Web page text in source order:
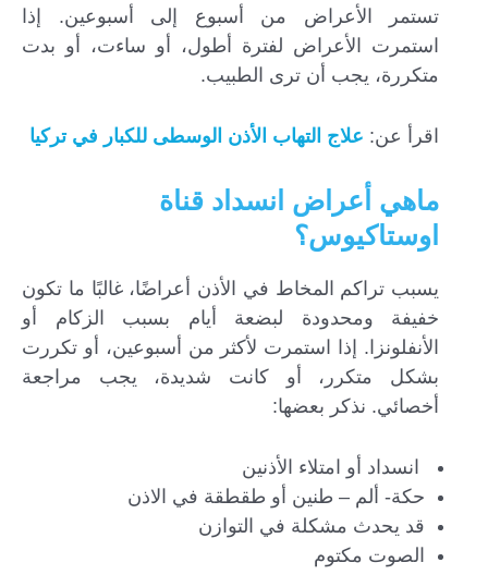
تستمر الأعراض من أسبوع إلى أسبوعين. إذا
استمرت الأعراض لفترة أطول، أو ساءت، أو بدت
متكررة، يجب أن ترى الطبيب.
اقرأ عن: علاج التهاب الأذن الوسطى للكبار في تركيا
ماهي أعراض انسداد قناة
اوستاكيوس؟
يسبب تراكم المخاط في الأذن أعراضًا، غالبًا ما تكون
خفيفة ومحدودة لبضعة أيام بسبب الزكام أو
الأنفلونزا. إذا استمرت لأكثر من أسبوعين، أو تكررت
بشكل متكرر، أو كانت شديدة، يجب مراجعة
أخصائي. نذكر بعضها:
انسداد أو امتلاء الأذنين
حكة- ألم – طنين أو طقطقة في الاذن
قد يحدث مشكلة في التوازن
الصوت مكتوم